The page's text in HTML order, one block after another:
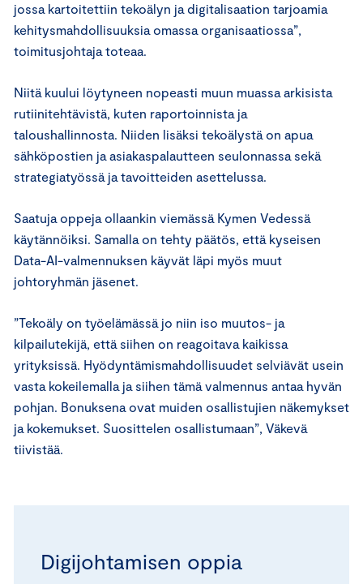
jossa kartoitettiin tekoälyn ja digitalisaation tarjoamia
kehitysmahdollisuuksia omassa organisaatiossa”,
toimitusjohtaja toteaa.
Niitä kuului löytyneen nopeasti muun muassa arkisista
rutiinitehtävistä, kuten raportoinnista ja
taloushallinnosta. Niiden lisäksi tekoälystä on apua
sähköpostien ja asiakaspalautteen seulonnassa sekä
strategiatyössä ja tavoitteiden asettelussa.
Saatuja oppeja ollaankin viemässä Kymen Vedessä
käytännöiksi. Samalla on tehty päätös, että kyseisen
Data-AI-valmennuksen käyvät läpi myös muut
johtoryhmän jäsenet.
”Tekoäly on työelämässä jo niin iso muutos- ja
kilpailutekijä, että siihen on reagoitava kaikissa
yrityksissä. Hyödyntämismahdollisuudet selviävät usein
vasta kokeilemalla ja siihen tämä valmennus antaa hyvän
pohjan. Bonuksena ovat muiden osallistujien näkemykset
ja kokemukset. Suosittelen osallistumaan”, Väkevä
tiivistää.
Digijohtamisen oppia